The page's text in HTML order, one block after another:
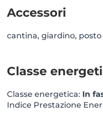
Accessori
cantina, giardino,
Classe
Classe energetica: In
Indice Prestazione